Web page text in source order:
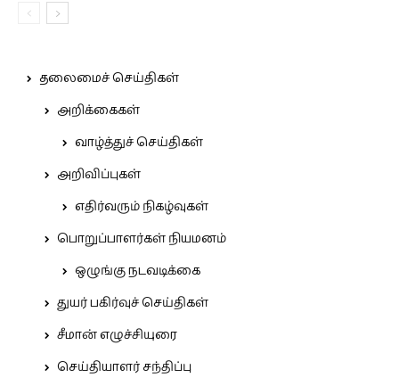
தலைமைச் செய்திகள்
அறிக்கைகள்
வாழ்த்துச் செய்திகள்
அறிவிப்புகள்
எதிர்வரும் நிகழ்வுகள்
பொறுப்பாளர்கள் நியமனம்
ஒழுங்கு நடவடிக்கை
துயர் பகிர்வுச் செய்திகள்
சீமான் எழுச்சியுரை
செய்தியாளர் சந்திப்பு